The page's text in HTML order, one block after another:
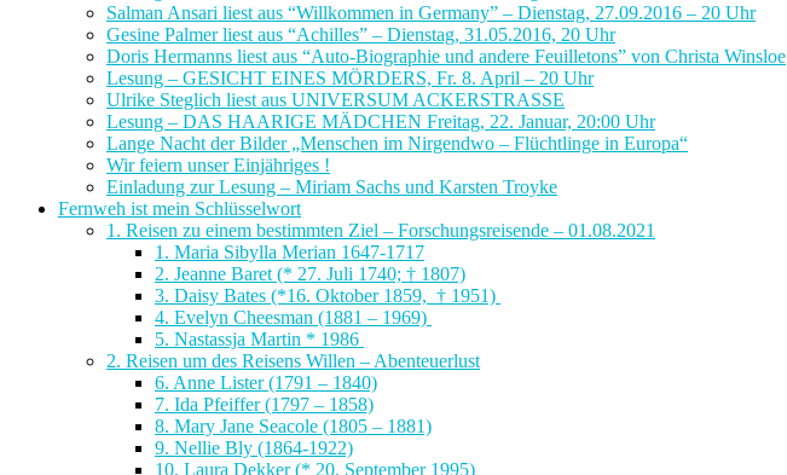
Salman Ansari liest aus “Willkommen in Germany” – Dienstag, 27.09.2016 – 20 Uhr
Gesine Palmer liest aus “Achilles” – Dienstag, 31.05.2016, 20 Uhr
Doris Hermanns liest aus “Auto-Biographie und andere Feuilletons” von Christa Winsloe
Lesung – GESICHT EINES MÖRDERS, Fr. 8. April – 20 Uhr
Ulrike Steglich liest aus UNIVERSUM ACKERSTRASSE
Lesung – DAS HAARIGE MÄDCHEN Freitag, 22. Januar, 20:00 Uhr
Lange Nacht der Bilder „Menschen im Nirgendwo – Flüchtlinge in Europa“
Wir feiern unser Einjähriges !
Einladung zur Lesung – Miriam Sachs und Karsten Troyke
Fernweh ist mein Schlüsselwort
1. Reisen zu einem bestimmten Ziel – Forschungsreisende – 01.08.2021
1. Maria Sibylla Merian 1647-1717
2. Jeanne Baret (* 27. Juli 1740; † 1807)
3. Daisy Bates (*16. Oktober 1859, † 1951)
4. Evelyn Cheesman (1881 – 1969)
5. Nastassja Martin * 1986
2. Reisen um des Reisens Willen – Abenteuerlust
6. Anne Lister (1791 – 1840)
7. Ida Pfeiffer (1797 – 1858)
8. Mary Jane Seacole (1805 – 1881)
9. Nellie Bly (1864-1922)
10. Laura Dekker (* 20. September 1995)